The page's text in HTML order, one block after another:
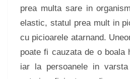
prea multa sare in
elastic, statul prea mult in
cu picioarele atarnand.
poate fi cauzata de o boala
iar la persoanele in